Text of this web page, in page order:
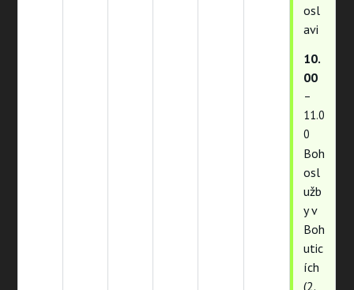
osl
avi
10.
00
–
11.0
0
Boh
osl
užb
y v
Boh
utic
ích
(2.